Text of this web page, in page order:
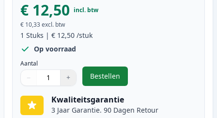
€ 12,50 incl. btw
€ 10,33excl. btw
1 Stuks | € 12,50 /stuk
Op voorraad
Aantal
Gebruik de knoppen om aan te passen
− +
1
Bestellen
,Epson T0443 inktcartridge
Kwaliteitsgarantie
3 Jaar Garantie. 90 Dagen Retour